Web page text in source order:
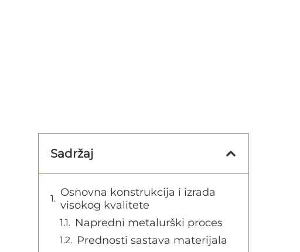
Sadržaj
Osnovna konstrukcija i izrada
visokog kvalitete
Napredni metalurški proces
Prednosti sastava materijala